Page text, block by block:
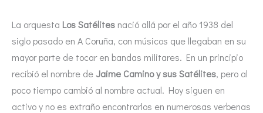
La orquesta Los Satélites nació allá por el año 1938 del
siglo pasado en A Coruña, con músicos que llegaban en su
mayor parte de tocar en bandas militares. En un principio
recibió el nombre deJaime Camino y sus Satélites, pero al
poco tiempo cambió al nombre actual. Hoy siguen en
activo y no es extraño encontrarlos en numerosas verbenas